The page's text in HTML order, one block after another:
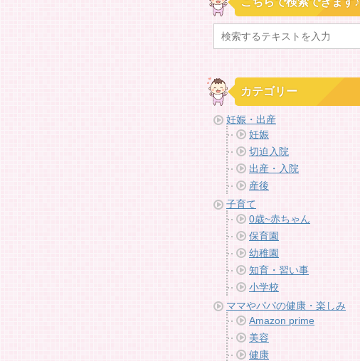
カテゴリー
妊娠・出産
妊娠
切迫入院
出産・入院
産後
子育て
0歳~赤ちゃん
保育園
幼稚園
知育・習い事
小学校
ママやパパの健康・楽しみ
Amazon prime
美容
健康